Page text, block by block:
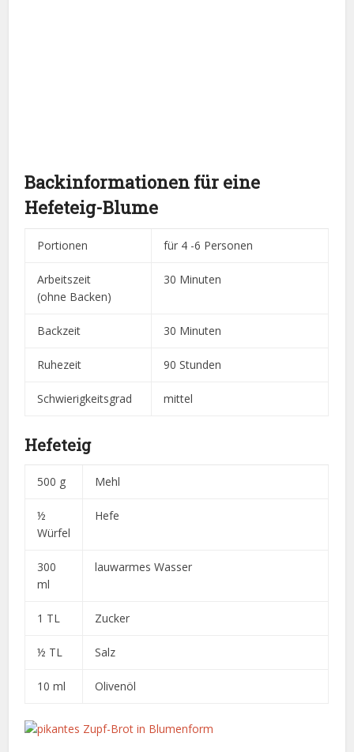
Backinformationen für eine
Hefeteig-Blume
Portionen für 4 -6 Personen
Arbeitszeit
(ohne Backen)
30 Minuten
Backzeit 30 Minuten
Ruhezeit 90 Stunden
Schwierigkeitsgrad mittel
Hefeteig
500 g Mehl
½
Würfel
Hefe
300
ml
lauwarmes Wasser
1 TL Zucker
½ TL Salz
10 ml Olivenöl